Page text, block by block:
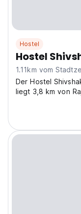
Hostel
Hostel
1.11km vom
Der Hostel
liegt 3,8 km von